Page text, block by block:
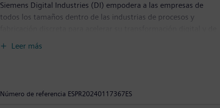
Siemens Digital Industries (DI) empodera a las empresas de
todos los tamaños dentro de las industrias de procesos y
sostenibilidad en toda la cadena de valor. La cartera de software
Leer más
Número de referencia ESPR20240117367ES